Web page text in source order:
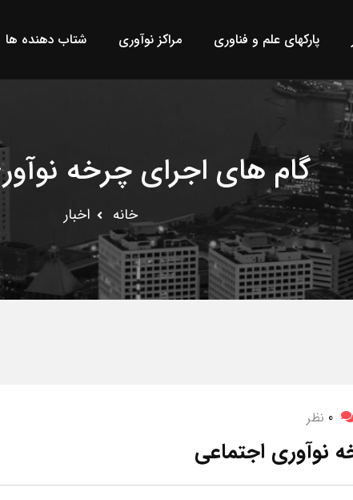
پارکهای علم و فناوری مراکز نوآوری شتاب دهنده ها
گام های اجرای چرخه
خانه اخبار
0 نظر
نوآوری اجتماعی